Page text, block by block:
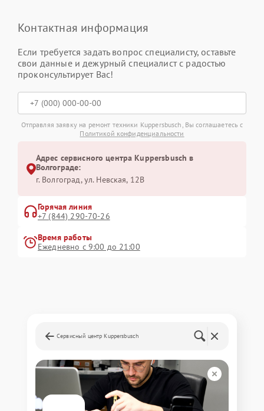
Контактная информация
Если требуется задать вопрос специалисту, оставьте
свои данные и дежурный специалист с радостью
проконсультирует Вас!
Отправляя заявку на ремонт техники Kuppersbusch, Вы соглашаетесь с
Политикой конфиденциальности
Адрес сервисного центра Kuppersbusch в
Волгограде:
г. Волгоград, ул. Невская, 12В
Горячая линия
+7 (844) 290-70-26
Время работы
Ежедневно с 9:00 до 21:00
Сервисный центр Kuppersbusch